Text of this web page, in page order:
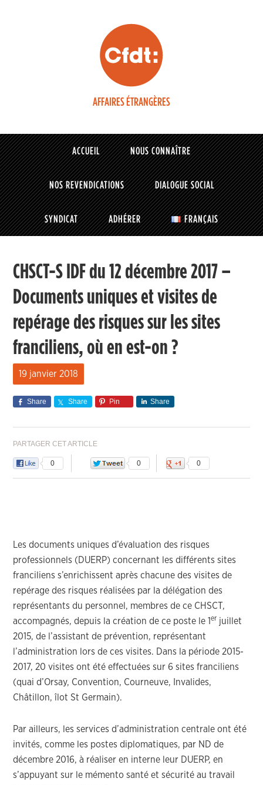
AFFAIRES ÉTRANGÈRES
ACCUEIL NOUS CONNAÎTRE
NOS REVENDICATIONS DIALOGUE SOCIAL
SYNDICAT ADHÉRER FRANÇAIS
CHSCT-S IDF du 12 décembre 2017 –
Documents uniques et visites de
repérage des risques sur les sites
franciliens, où en est-on ?
19 janvier 2018
Share Share Pin Share
PARTAGER CET ARTICLE
0 0 0
Les documents uniques d’évaluation des risques
professionnels (DUERP) concernant les différents sites
franciliens s’enrichissent après chacune des visites de
repérage des risques réalisées par la délégation des
représentants du personnel, membres de ce CHSCT,
accompagnés, depuis la création de ce poste le 1er juillet
2015, de l’assistant de prévention, représentant
l’administration lors de ces visites. Dans la période 2015-
2017, 20 visites ont été effectuées sur 6 sites franciliens
(quai d’Orsay, Convention, Courneuve, Invalides,
Châtillon, îlot St Germain).
Par ailleurs, les services d’administration centrale ont été
invités, comme les postes diplomatiques, par ND de
décembre 2016, à réaliser en interne leur DUERP, en
s’appuyant sur le mémento santé et sécurité au travail